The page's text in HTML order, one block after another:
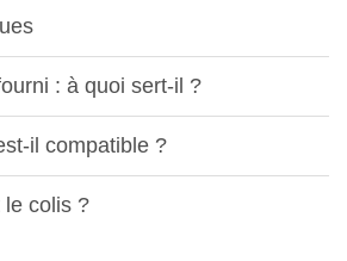
: à quoi sert-il ?
il compatible ?
le colis ?